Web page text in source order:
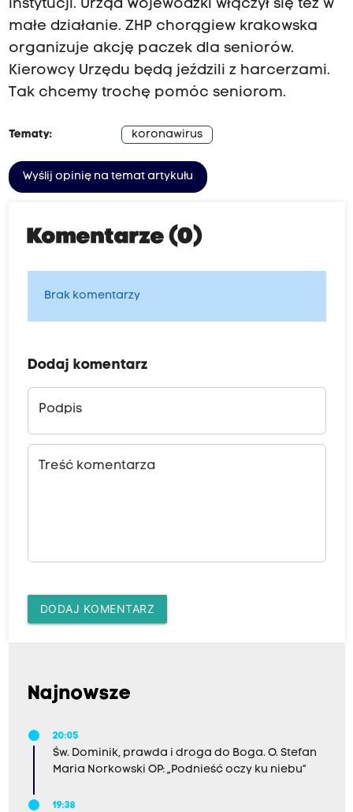
instytucji. Urząd Wojewódzki włączył się też w
małe działanie. ZHP chorągiew krakowska
organizuje akcję paczek dla seniorów.
Kierowcy Urzędu będą jeździli z harcerzami.
Tak chcemy trochę pomóc seniorom.
Tematy: koronawirus
Wyślij opinię na temat artykułu
Komentarze (0)
Brak komentarzy
Dodaj komentarz
Podpis
Treść komentarza
DODAJ KOMENTARZ
Najnowsze
20:05
Św. Dominik, prawda i droga do Boga. O. Stefan
Maria Norkowski OP: „Podnieść oczy ku niebu”
19:38